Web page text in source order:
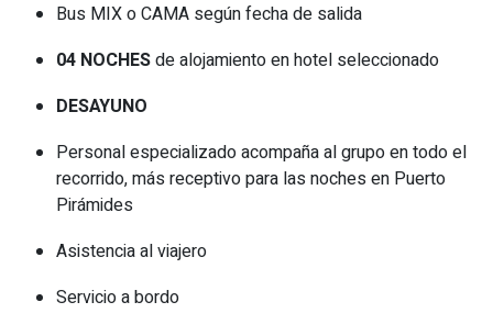
Bus MIX o CAMA según fecha de salida
04 NOCHESde alojamiento en hotel seleccionado
DESAYUNO
Personal especializado acompaña al grupo en todo el
recorrido, más receptivo para las noches en Puerto
Pirámides
Asistencia al viajero
Servicio a bordo